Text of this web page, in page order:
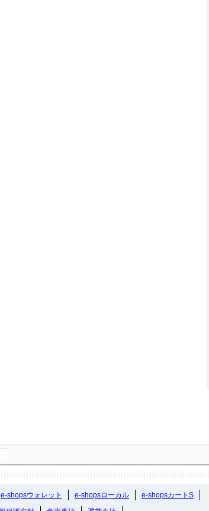
e-shopsウォレット e-shopsローカル
e-shopsカートS